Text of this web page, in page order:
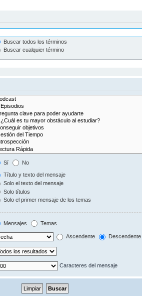
Buscar todos los términos
Buscar cualquier término
Sí No
Título y texto del mensaje
Solo el texto del mensaje
Solo títulos
Solo el primer mensaje de los temas
Mensajes Temas
Ascendente Descendente
Caracteres del mensaje